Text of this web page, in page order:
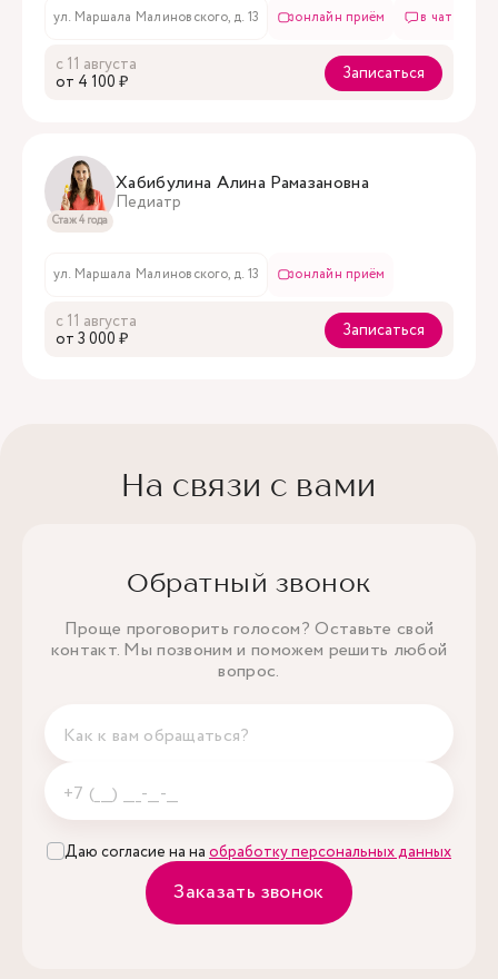
ул. Маршала Малиновского, д. 13 онлайн приём в чате
с 11 августа
oт 4 100 ₽
Записаться
Стаж 4 года
Хабибулина Алина Рамазановна
Педиатр
ул. Маршала Малиновского, д. 13 онлайн приём
с 11 августа
oт 3 000 ₽
Записаться
На связи с вами
Обратный звонок
Проще проговорить голосом? Оставьте свой
контакт. Мы позвоним и поможем решить любой
вопрос.
Даю согласие на на обработку персональных данных
Заказать звонок